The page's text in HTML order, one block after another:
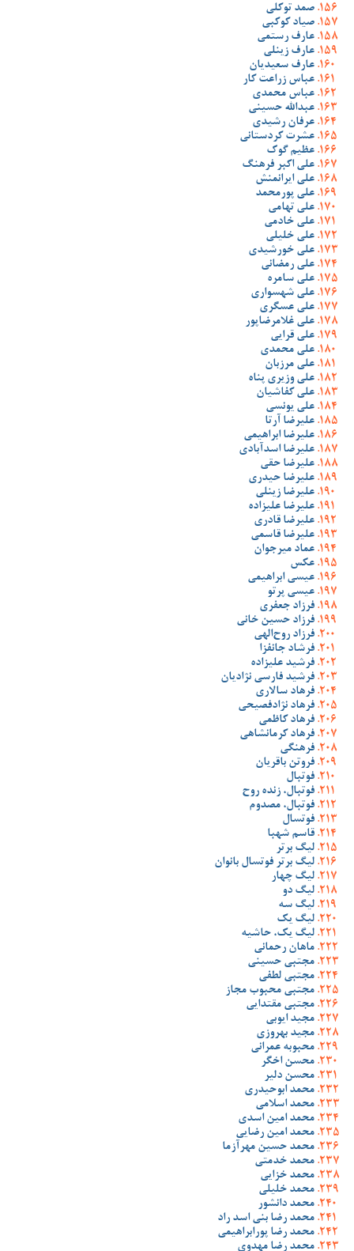
صمد توکلی
صیاد کوکبی
عارف رستمی
عارف زینلی
عارف سعیدیان
عباس زراعت کار
عباس محمدی
عبدالله حسینی
عرفان رشیدی
عشرت کردستانی
عظیم گوک
علی اکبر فرهنگ
علی ایرانمنش
علی پورمحمد
علی تهامی
علی خادمی
علی خلیلی
علی خورشیدی
علی رمضانی
علی سامره
علی شهسواری
علی عسگری
علی غلامرضاپور
علی قرایی
علی محمدی
علی مرزبان
علی وزیری پناه
علی کفاشیان
علی یونسی
علیرضا آرتا
علیرضا ابراهیمی
علیرضا اسدآبادی
علیرضا حقی
علیرضا حیدری
علیرضا زینلی
علیرضا علیزاده
علیرضا قادری
علیرضا قاسمی
عماد میرجوان
عکس
عیسی ابراهیمی
عیسی پرتو
فرزاد جعفری
فرزاد حسین خانی
فرزاد روح‌الهی
فرشاد جانفزا
فرشید علیزاده
فرشید فارسی نژادیان
فرهاد سالاری
فرهاد نژادفصیحی
فرهاد کاظمی
فرهاد کرمانشاهی
فرهنگی
فروتن باقریان
فوتبال
فوتبال، زنده روح
فوتبال، مصدوم
فوتسال
قاسم شهبا
لیگ برتر
لیگ برتر فوتسال بانوان
لیگ چهار
لیگ دو
لیگ سه
لیگ یک
لیگ یک، حاشیه
ماهان رحمانی
مجتبی حسینی
مجتبی لطفی
مجتبی محبوب مجاز
مجتبی مقتدایی
مجید ایوبی
مجید بهروزی
محبوبه عمرانی
محسن اخگر
محسن دلیر
محمد ابوحیدری
محمد اسلامی
محمد امین اسدی
محمد امین رضایی
محمد حسین مهرآزما
محمد خدمتی
محمد خزایی
محمد خلیلی
محمد دانشور
محمد رضا بنی اسد راد
محمد رضا پورابراهیمی
محمد رضا مهدوی